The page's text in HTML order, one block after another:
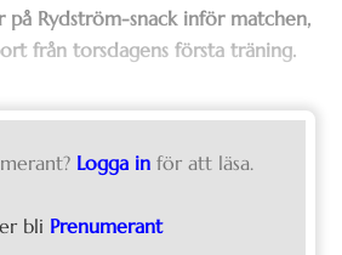
på Rydström-snack inför matchen,
från torsdagens första träning.
Logga in för att läsa.
bli Prenumerant